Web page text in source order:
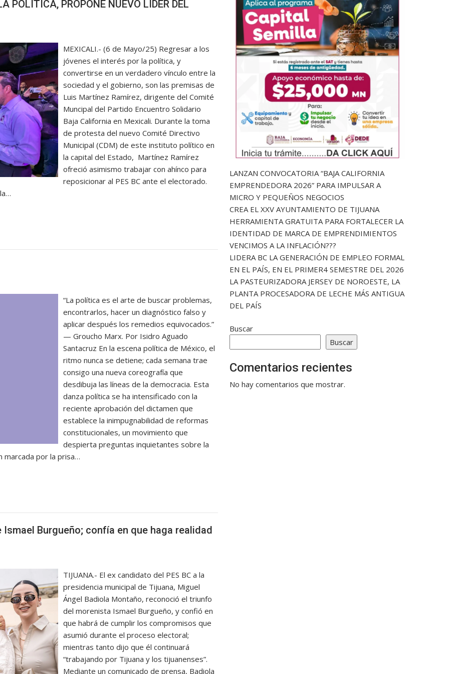
POLÍTICA, PROPONE NUEVO LÍDER DEL
MEXICALI.- (6 de Mayo/25) Regresar a los
jóvenes el interés por la política, y
convertirse en un verdadero vínculo entre la
sociedad y el gobierno, son las premisas de
Luis Martínez Ramírez, dirigente del Comité
Muncipal del Partido Encuentro Solidario
Baja California en Mexicali. Durante la toma
de protesta del nuevo Comité Directivo
Municipal (CDM) de este instituto político en
la capital del Estado, Martínez Ramírez
ofreció asimismo trabajar con ahínco para
reposicionar al PES BC ante el electorado.
“La política es el arte de buscar problemas,
encontrarlos, hacer un diagnóstico falso y
aplicar después los remedios equivocados.”
— Groucho Marx. Por Isidro Aguado
Santacruz En la escena política de México, el
ritmo nunca se detiene; cada semana trae
consigo una nueva coreografía que
desdibuja las líneas de la democracia. Esta
danza política se ha intensificado con la
reciente aprobación del dictamen que
establece la inimpugnabilidad de reformas
constitucionales, un movimiento que
despierta preguntas inquietantes sobre la
marcada por la prisa…
Burgueño; confía en que haga realidad
TIJUANA.- El ex candidato del PES BC a la
presidencia municipal de Tijuana, Miguel
Ángel Badiola Montaño, reconoció el triunfo
del morenista Ismael Burgueño, y confió en
que habrá de cumplir los compromisos que
asumió durante el proceso electoral;
mientras tanto dijo que él continuará
“trabajando por Tijuana y los tijuanenses”.
Mediante un comunicado de prensa, Badiola
LANZAN CONVOCATORIA “BAJA CALIFORNIA
EMPRENDEDORA 2026” PARA IMPULSAR A
MICRO Y PEQUEÑOS NEGOCIOS
CREA EL XXV AYUNTAMIENTO DE TIJUANA
HERRAMIENTA GRATUITA PARA FORTALECER LA
IDENTIDAD DE MARCA DE EMPRENDIMIENTOS
VENCIMOS A LA INFLACIÓN???
LIDERA BC LA GENERACIÓN DE EMPLEO FORMAL
EN EL PAÍS, EN EL PRIMER4 SEMESTRE DEL 2026
LA PASTEURIZADORA JERSEY DE NOROESTE, LA
PLANTA PROCESADORA DE LECHE MÁS ANTIGUA
DEL PAÍS
Buscar
Buscar
Comentarios recientes
No hay comentarios que mostrar.